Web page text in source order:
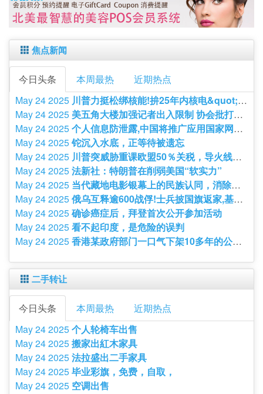
焦点新闻
今日头条 本周最热
近期热点
May 24 2025 川普力挺松绑核能!拚25年内核电&quot;扩大4倍&quot;专家喊不可能
May 24 2025 美五角大楼加强记者出入限制 协会批打击新闻自由
May 24 2025个人信息防泄露,中国将推广应用国家网络身份认证公共服务
May 24 2025铊沉入水底，正等待被遗忘
May 24 2025 川普突威胁重课欧盟50％关税，导火线曝光
May 24 2025法新社：特朗普在削弱美国“软实力”
May 24 2025 当代藏地电影银幕上的民族认同，消除刻板印象
May 24 2025俄乌互释逾600战俘!士兵披国旗返家,基辅同日遭轰炸
May 24 2025确诊癌症后，拜登首次公开参加活动
May 24 2025看不起印度，是危险的误判
May 24 2025香港某政府部门一口气下架10多年的公开报告
二手转让
今日头条 本周最热
近期热点
May 24 2025个人轮椅车出售
May 24 2025搬家出紅木家具
May 24 2025法拉盛出二手家具
May 24 2025毕业彩旗，免费，自取，
May 24 2025 空调出售